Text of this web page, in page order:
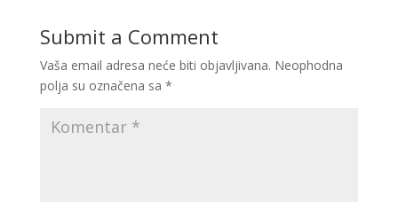
Submit a Comment
Vaša email adresa neće biti objavljivana. Neophodna
polja su označena sa *